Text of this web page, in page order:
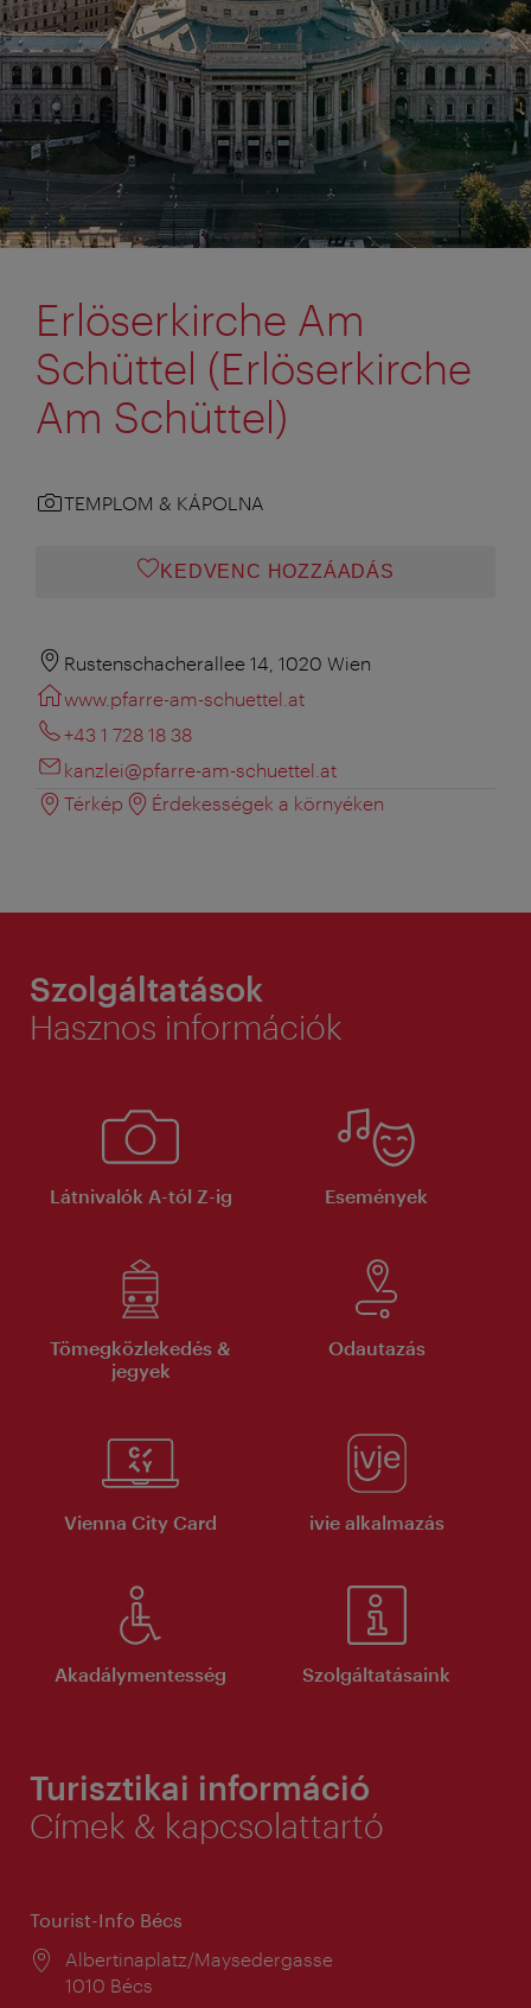
Erlöserkirche Am
Schüttel (Erlöserkirche
Am Schüttel)
TEMPLOM & KÁPOLNA
KEDVENC HOZZÁADÁS
Rustenschacherallee 14, 1020 Wien
www.pfarre-am-schuettel.at
+43 1 728 18 38
kanzlei@pfarre-am-schuettel.at
Térkép
Érdekességek a környéken
Szolgáltatások
Hasznos információk
Látnivalók A-tól Z-ig Események
Tömegközlekedés &
jegyek
Odautazás
Vienna City Card ivie alkalmazás
Akadálymentesség Szolgáltatásaink
Turisztikai információ
Címek & kapcsolattartó
Tourist-Info Bécs
Helyszín:
Albertinaplatz/Maysedergasse
1010 Bécs